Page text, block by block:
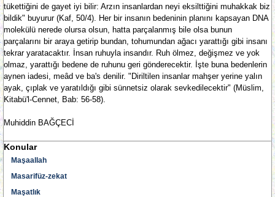
tükettiğini de gayet iyi bilir: Arzın insanlardan neyi eksilttiğini muhakkak biz
bildik" buyurur (Kaf, 50/4). Her bir insanın bedeninin planını kapsayan DNA
molekülü nerede olursa olsun, hatta parçalanmış bile olsa bunun
parçalarını bir araya getirip bundan, tohumundan ağacı yarattığı gibi insanı
tekrar yaratacaktır. İnsan ruhuyla insandır. Ruh ölmez, değişmez ve yok
olmaz, yarattığı bedene de ruhunu geri gönderecektir. İşte buna bedenlerin
aynen iadesi, meâd ve ba's denilir. "Diriltilen insanlar mahşer yerine yalın
ayak, çıplak ve yaratıldığı gibi sünnetsiz olarak sevkedilecektir" (Müslim,
Kitabü'l-Cennet, Bab: 56-58).
Muhiddin BAĞÇECİ
Konular
Maşaallah
Masarifüz-zekat
Maşatlık